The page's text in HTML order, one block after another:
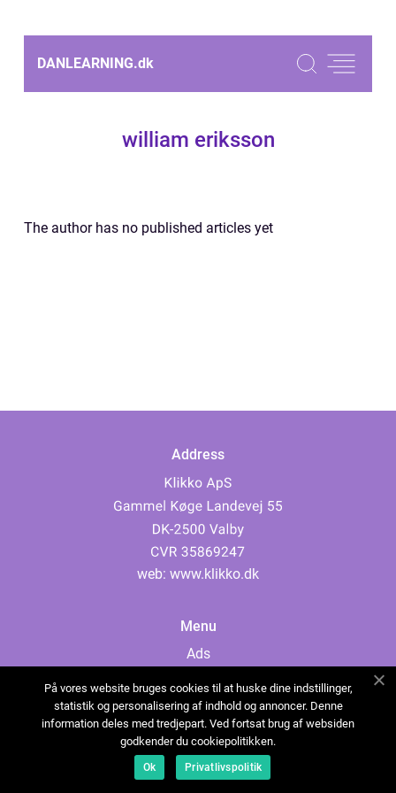
DANLEARNING.dk
william eriksson
The author has no published articles yet
Address
web: www.klikko.dk
Menu
Ads
Cookies
Contact
Sitemap
På vores website bruges cookies til at huske dine indstillinger,
statistik og personalisering af indhold og annoncer. Denne
information deles med tredjepart. Ved fortsat brug af websiden
godkender du cookiepolitikken.
Ok Privatlivspolitik